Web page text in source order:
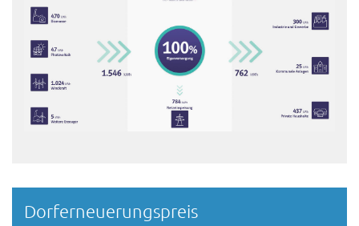
Dorferneuerungspreis